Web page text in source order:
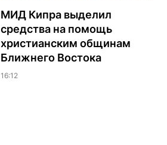
МИД Кипра выделил
средства на помощь
христианским общинам
Ближнего Востока
16:12